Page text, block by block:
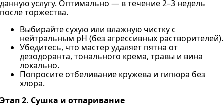
данную услугу. Оптимально — в течение 2–3 недель
после торжества.
Выбирайте сухую или влажную чистку с
нейтральным pH (без агрессивных растворителей).
Убедитесь, что мастер удаляет пятна от
дезодоранта, тонального крема, травы и вина
локально.
Попросите отбеливание кружева и гипюра без
хлора.
Этап 2. Сушка и отпаривание